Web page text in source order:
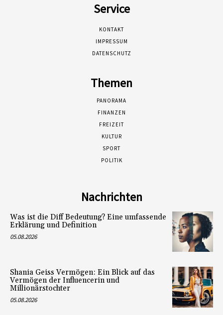
Service
KONTAKT
IMPRESSUM
DATENSCHUTZ
Themen
PANORAMA
FINANZEN
FREIZEIT
KULTUR
SPORT
POLITIK
Nachrichten
Was ist die Diff Bedeutung? Eine umfassende
Erklärung und Definition
05.08.2026
Shania Geiss Vermögen: Ein Blick auf das
Vermögen der Influencerin und
Millionärstochter
05.08.2026